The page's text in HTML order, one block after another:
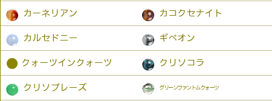
カーネリアン カコクセナイト
カルセドニー ギベオン
● クォーツインクォーツ クリソコラ
クリソプレーズ グリーンファントムクォーツ